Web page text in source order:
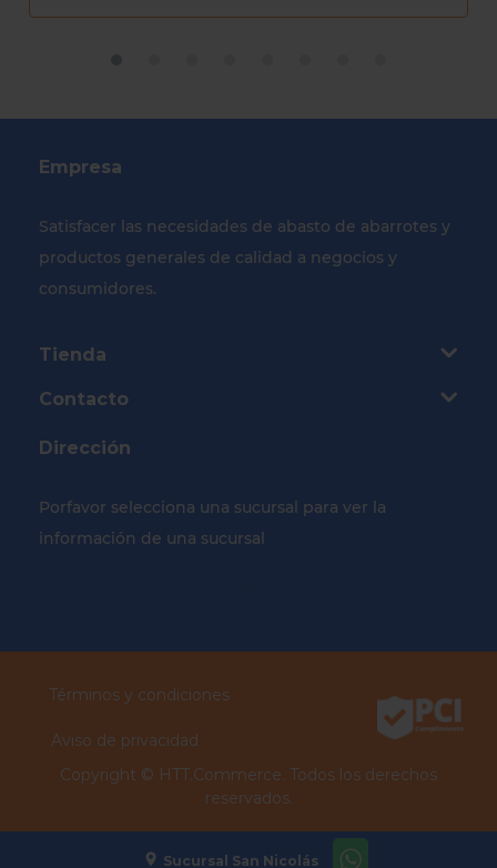
Empresa
Satisfacer las necesidades de abasto de abarrotes y
productos generales de calidad a negocios y
consumidores.
Tienda
Contacto
Dirección
Porfavor selecciona una sucursal para ver la
información de una sucursal
Términos y condiciones
Aviso de privacidad
Copyright © HTT.Commerce. Todos los derechos
reservados.
Sucursal San Nicolás